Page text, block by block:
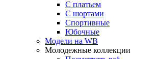
С платьем
С шортами
Спортивные
Юбочные
Модели на WB
Молодежные коллекции